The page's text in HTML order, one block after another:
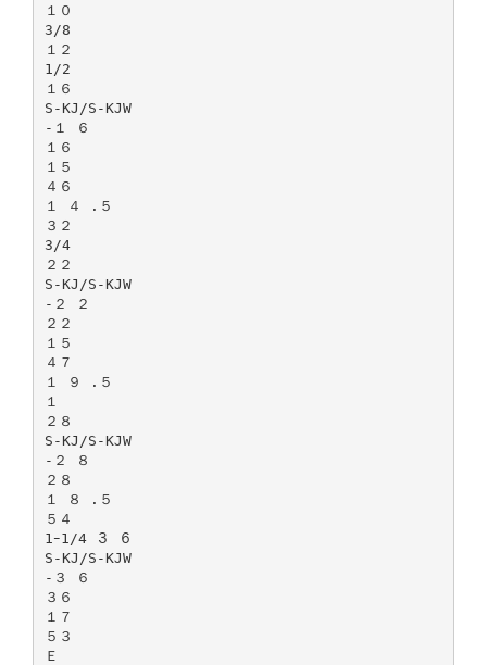
１０
3/8
１２
1/2
１６
S-KJ/S-KJW
-１ ６
１６
１５
４６
１ ４ .５
３２
3/4
２２
S-KJ/S-KJW
-２ ２
２２
１５
４７
１ ９ .５
１
２８
S-KJ/S-KJW
-２ ８
２８
１ ８ .５
５４
1ｰ1/4 ３ ６
S-KJ/S-KJW
-３ ６
３６
１７
５３
Ｅ